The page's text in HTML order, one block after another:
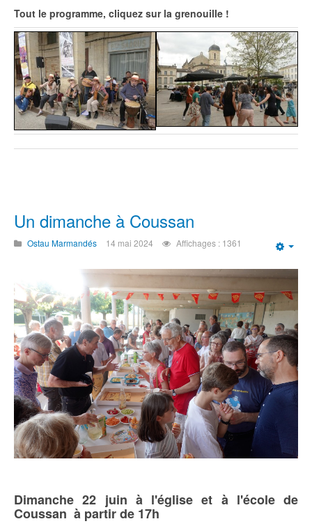
Tout le programme, cliquez sur la grenouille !
Un dimanche à Coussan
Ostau Marmandés 14 mai 2024 Affichages : 1361
Dimanche 22 juin à l'église et à l'école de
Coussan à partir de 17h